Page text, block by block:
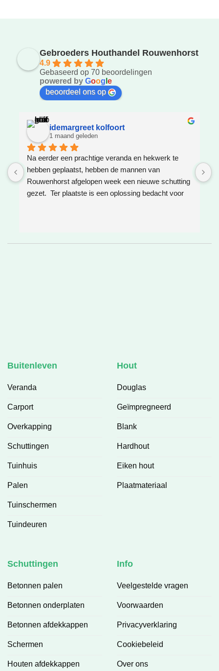
Gebroeders Houthandel Rouwenhorst
4.9
Gebaseerd op 70 beoordelingen
powered by Goog e
beoordeel ons op
idemargreet kolfoort
1 maand geleden
Na eerder een prachtige veranda en hekwerk te
hebben geplaatst, hebben de mannen van
Rouwenhorst afgelopen week een nieuwe schutting
gezet.  Ter plaatste is een oplossing bedacht voor
Buitenleven
Veranda
Carport
Overkapping
Schuttingen
Tuinhuis
Palen
Tuinschermen
Tuindeuren
Hout
Douglas
Geïmpregneerd
Blank
Hardhout
Eiken hout
Plaatmateriaal
Schuttingen
Betonnen palen
Betonnen onderplaten
Betonnen afdekkappen
Schermen
Houten afdekkappen
Info
Veelgestelde vragen
Voorwaarden
Privacyverklaring
Cookiebeleid
Over ons